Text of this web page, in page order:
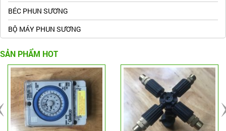
BÉC PHUN SƯƠNG
BỘ MÁY PHUN SƯƠNG
SẢN PHẨM HOT
CHI TIẾT CHI TIẾT
ĐẶT HÀNG ĐẶT HÀNG